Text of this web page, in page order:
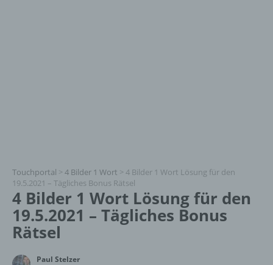
Touchportal > 4 Bilder 1 Wort > 4 Bilder 1 Wort Lösung für den
19.5.2021 – Tägliches Bonus Rätsel
4 Bilder 1 Wort Lösung für den
19.5.2021 – Tägliches Bonus
Rätsel
Paul Stelzer